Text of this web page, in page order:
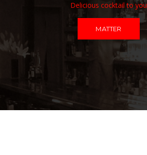
Delicious cocktail to you
MATTER